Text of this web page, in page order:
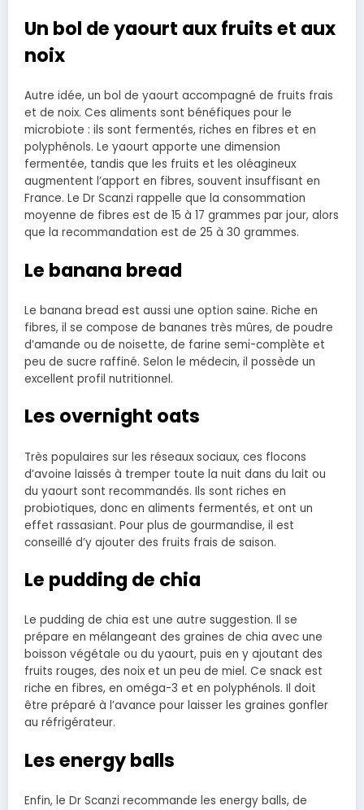
Un bol de yaourt aux fruits et aux
noix
Autre idée, un bol de yaourt accompagné de fruits frais
et de noix. Ces aliments sont bénéfiques pour le
microbiote : ils sont fermentés, riches en fibres et en
polyphénols. Le yaourt apporte une dimension
fermentée, tandis que les fruits et les oléagineux
augmentent l’apport en fibres, souvent insuffisant en
France. Le Dr Scanzi rappelle que la consommation
moyenne de fibres est de 15 à 17 grammes par jour, alors
que la recommandation est de 25 à 30 grammes.
Le banana bread
Le banana bread est aussi une option saine. Riche en
fibres, il se compose de bananes très mûres, de poudre
d’amande ou de noisette, de farine semi-complète et
peu de sucre raffiné. Selon le médecin, il possède un
excellent profil nutritionnel.
Les overnight oats
Très populaires sur les réseaux sociaux, ces flocons
d’avoine laissés à tremper toute la nuit dans du lait ou
du yaourt sont recommandés. Ils sont riches en
probiotiques, donc en aliments fermentés, et ont un
effet rassasiant. Pour plus de gourmandise, il est
conseillé d’y ajouter des fruits frais de saison.
Le pudding de chia
Le pudding de chia est une autre suggestion. Il se
prépare en mélangeant des graines de chia avec une
boisson végétale ou du yaourt, puis en y ajoutant des
fruits rouges, des noix et un peu de miel. Ce snack est
riche en fibres, en oméga-3 et en polyphénols. Il doit
être préparé à l’avance pour laisser les graines gonfler
au réfrigérateur.
Les energy balls
Enfin, le Dr Scanzi recommande les energy balls, de